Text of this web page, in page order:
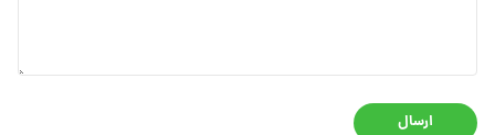
ارسال